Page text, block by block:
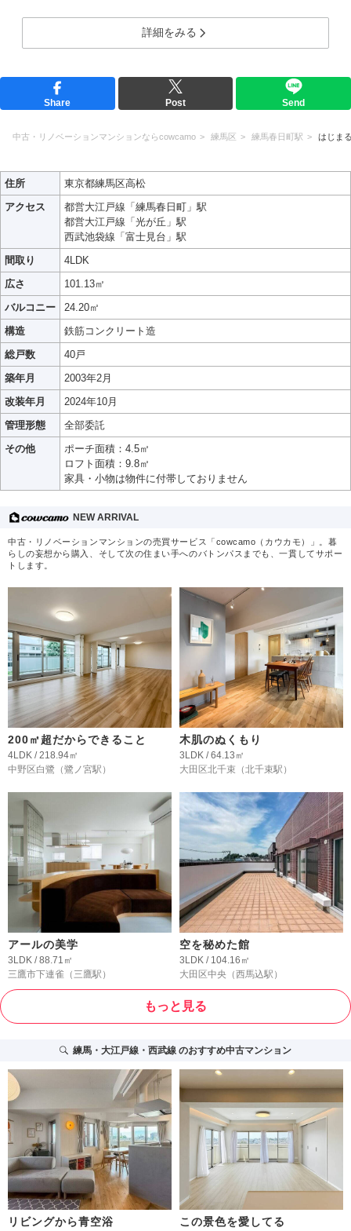
詳細をみる
Share Post Send
中古・リノベーションマンションならcowcamo 練馬区 練馬春日町駅 はじま
住所
東京都練馬区高松
アクセス
都営大江戸線「練馬春日町」駅
都営大江戸線「光が丘」駅
西武池袋線「富士見台」駅
間取り
4LDK
広さ
101.13㎡
バルコニー
24.20㎡
構造
鉄筋コンクリート造
総戸数
40戸
築年月
2003年2月
改装年月
2024年10月
管理形態
全部委託
その他
ポーチ面積：4.5㎡
ロフト面積：9.8㎡
家具・小物は物件に付帯しておりません
NEW ARRIVAL
中古・リノベーションマンションの売買サービス「cowcamo（カウカモ）」。暮
らしの妄想から購入、そして次の住まい手へのバトンパスまでも、一貫してサポー
トします。
200㎡超だからできること
4LDK / 218.94㎡
中野区白鷺 （鷺ノ宮駅）
木肌のぬくもり
3LDK / 64.13㎡
大田区北千束 （北千束駅）
アールの美学
3LDK / 88.71㎡
三鷹市下連雀 （三鷹駅）
空を秘めた館
3LDK / 104.16㎡
大田区中央 （西馬込駅）
もっと見る
練馬・大江戸線・西武線のおすすめ中古マンション
リビングから青空浴 この景色を愛してる